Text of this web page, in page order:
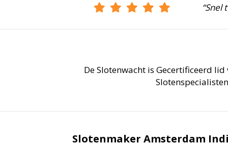
“Snel
De Slotenwacht is Gecertificeerd
Slotenmaker Amsterdam